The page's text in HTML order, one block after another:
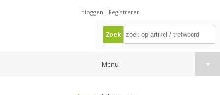
Inloggen Registreren
Zoek
Menu ▼